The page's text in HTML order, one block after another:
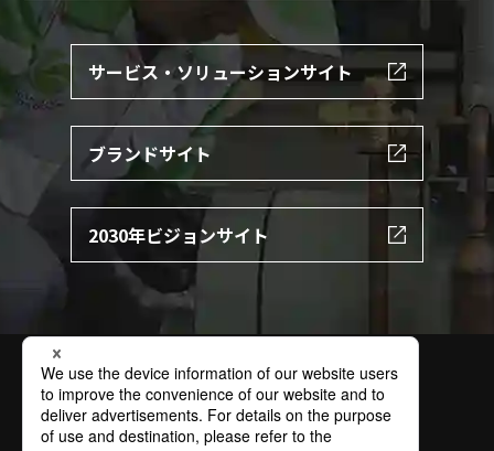
サービス・ソリューションサイト
ブランドサイト
2030年ビジョンサイト
サイトの利用条件 個人情報保護方針
特定個人情報保護方針 情報セキュリティ基本方針
ソーシャルメディアポリシー
商標 お問い合わせ サイトマップ